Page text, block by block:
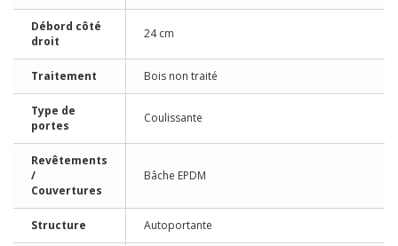
Débord côté
droit
24 cm
Traitement Bois non traité
Type de
portes
Coulissante
Revêtements
/
Couvertures
Bâche EPDM
Structure Autoportante